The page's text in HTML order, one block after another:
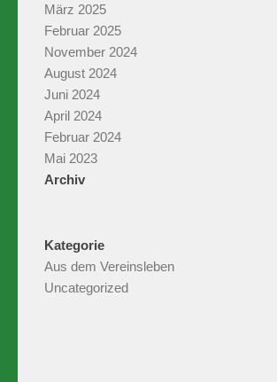
März 2025
Februar 2025
November 2024
August 2024
Juni 2024
April 2024
Februar 2024
Mai 2023
Archiv
Kategorie
Aus dem Vereinsleben
Uncategorized